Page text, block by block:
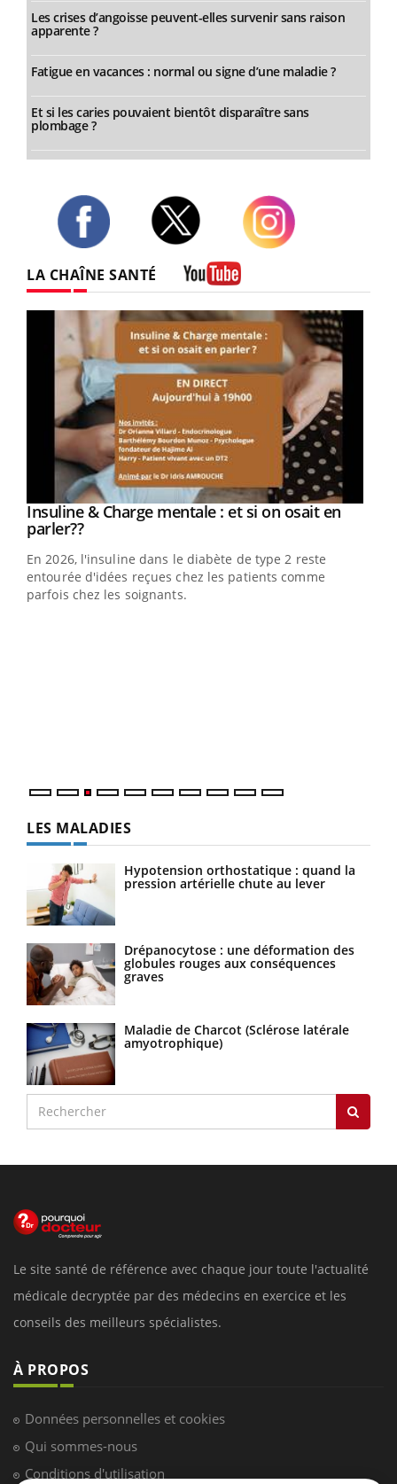
Les crises d’angoisse peuvent-elles survenir sans raison
apparente ?
Fatigue en vacances : normal ou signe d’une maladie ?
Et si les caries pouvaient bientôt disparaître sans
plombage ?
LA CHAÎNE SANTÉ
Youtube
Insuline & Charge mentale : et si on osait en
parler??Youtube
En 2026, l'insuline dans le diabète de type 2 reste
entourée d'idées reçues chez les patients comme
parfois chez les soignants.
LES MALADIES
Hypotension orthostatique : quand la
pression artérielle chute au lever
Drépanocytose : une déformation des
globules rouges aux conséquences
graves
Maladie de Charcot (Sclérose latérale
amyotrophique)
Le site santé de référence avec chaque jour toute l'actualité
médicale decryptée par des médecins en exercice et les
conseils des meilleurs spécialistes.
À PROPOS
Données personnelles et cookies
Qui sommes-nous
Conditions d'utilisation